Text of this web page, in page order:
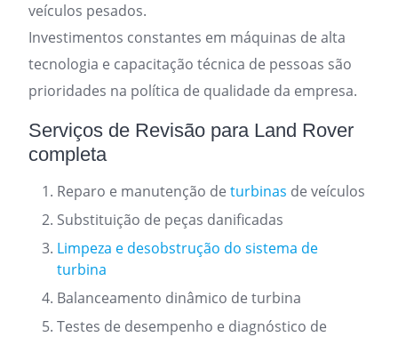
veículos pesados.
Investimentos constantes em máquinas de alta
tecnologia e capacitação técnica de pessoas são
prioridades na política de qualidade da empresa.
Serviços de Revisão para Land Rover
completa
Reparo e manutenção de turbinas de veículos
Substituição de peças danificadas
Limpeza e desobstrução do sistema de
turbina
Balanceamento dinâmico de turbina
Testes de desempenho e diagnóstico de